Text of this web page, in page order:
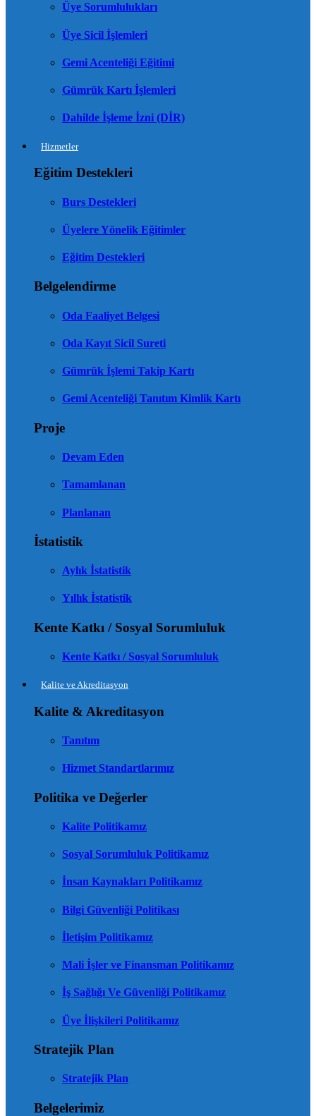
Üye Sorumlulukları
Üye Sicil İşlemleri
Gemi Acenteliği Eğitimi
Gümrük Kartı İşlemleri
Dahilde İşleme İzni (DİR)
Hizmetler
Eğitim Destekleri
Burs Destekleri
Üyelere Yönelik Eğitimler
Eğitim Destekleri
Belgelendirme
Oda Faaliyet Belgesi
Oda Kayıt Sicil Sureti
Gümrük İşlemi Takip Kartı
Gemi Acenteliği Tanıtım Kimlik Kartı
Proje
Devam Eden
Tamamlanan
Planlanan
İstatistik
Aylık İstatistik
Yıllık İstatistik
Kente Katkı / Sosyal Sorumluluk
Kente Katkı / Sosyal Sorumluluk
Kalite ve Akreditasyon
Kalite & Akreditasyon
Tanıtım
Hizmet Standartlarımız
Politika ve Değerler
Kalite Politikamız
Sosyal Sorumluluk Politikamız
İnsan Kaynakları Politikamız
Bilgi Güvenliği Politikası
İletişim Politikamız
Mali İşler ve Finansman Politikamız
İş Sağlığı Ve Güvenliği Politikamız
Üye İlişkileri Politikamız
Stratejik Plan
Stratejik Plan
Belgelerimiz